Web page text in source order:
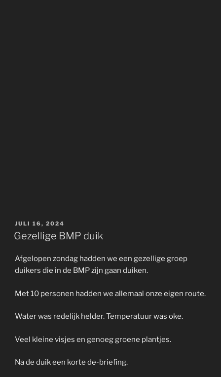
GEPLAATST
OP
JULI 16, 2024
Gezellige BMP duik
Afgelopen zondag hadden we een gezellige groep
duikers die in de BMP zijn gaan duiken.
Met 10 personen hadden we allemaal onze eigen route.
Water was redelijk helder. Temperatuur was oke.
Veel kleine visjes en genoeg groene plantjes.
Na de duik een korte de-briefing.